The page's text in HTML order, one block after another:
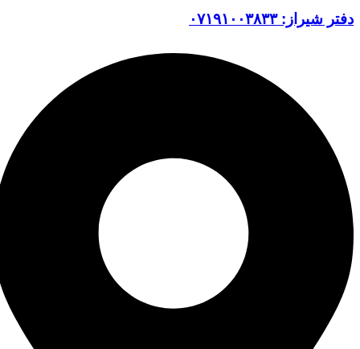
دفتر شیراز: ۰۷۱۹۱۰۰۳۸۳۳